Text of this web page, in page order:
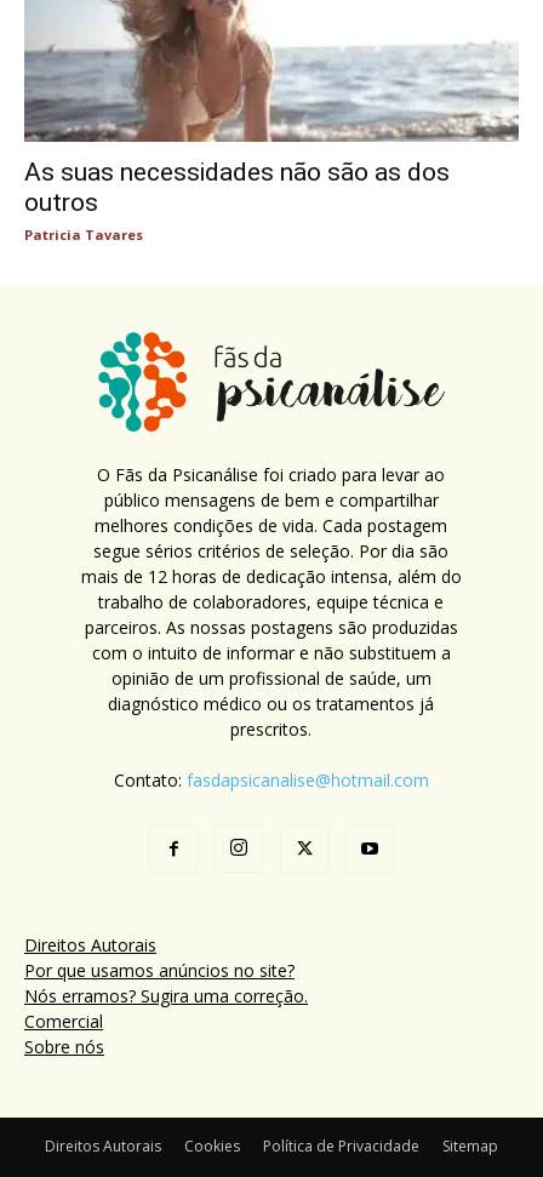
As suas necessidades não são as dos
outros
Patricia Tavares
O Fãs da Psicanálise foi criado para levar ao
público mensagens de bem e compartilhar
melhores condições de vida. Cada postagem
segue sérios critérios de seleção. Por dia são
mais de 12 horas de dedicação intensa, além do
trabalho de colaboradores, equipe técnica e
parceiros. As nossas postagens são produzidas
com o intuito de informar e não substituem a
opinião de um profissional de saúde, um
diagnóstico médico ou os tratamentos já
prescritos.
Contato: fasdapsicanalise@hotmail.com
Direitos Autorais
Por que usamos anúncios no site?
Nós erramos? Sugira uma correção.
Comercial
Sobre nós
Direitos Autorais Cookies Política de Privacidade Sitemap